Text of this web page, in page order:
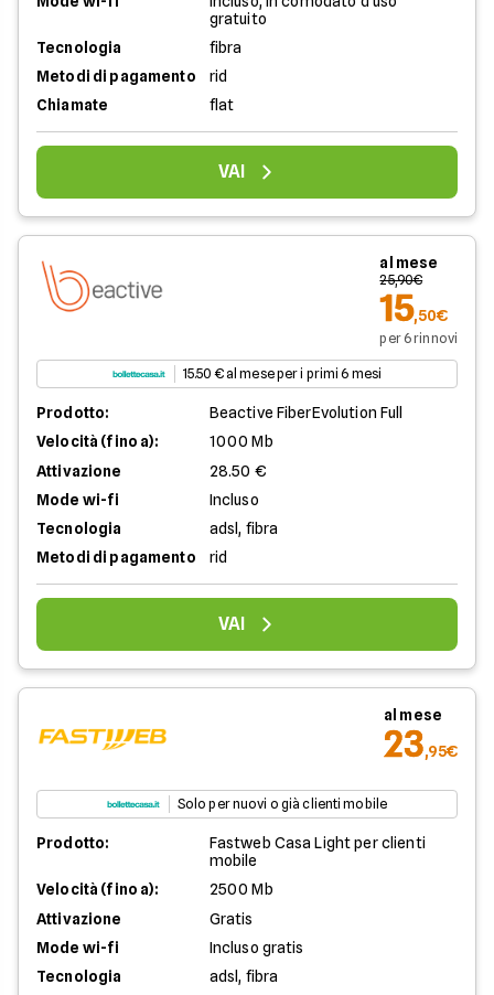
gratuito
Tecnologia
fibra
Metodi di pagamento
rid
Chiamate
flat
VAI
al mese
25,90€
15,50€
per 6 rinnovi
15.50 € al mese per i primi 6 mesi
Prodotto:
Beactive FiberEvolution Full
Velocità (fino a):
1000 Mb
Attivazione
28.50 €
Mode wi-fi
Incluso
Tecnologia
adsl, fibra
Metodi di pagamento
rid
VAI
al mese
23,95€
Solo per nuovi o già clienti mobile
Prodotto:
Fastweb Casa Light per clienti
mobile
Velocità (fino a):
2500 Mb
Attivazione
Gratis
Mode wi-fi
Incluso gratis
Tecnologia
adsl, fibra